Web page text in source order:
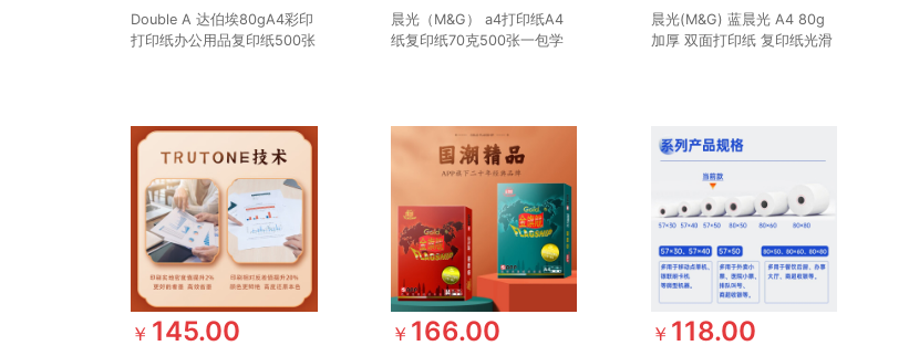
Double A 达伯埃80gA4彩印
打印纸办公用品复印纸500张
晨光（M&G） a4打印纸A4
纸复印纸70克500张一包学
晨光(M&G) 蓝晨光 A4 80g
加厚 双面打印纸 复印纸光滑
￥ 145.00 ￥ 166.00 ￥ 118.00